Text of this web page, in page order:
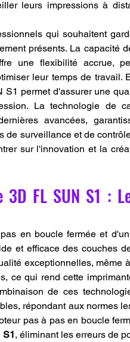
leurs impressions à
qui souhaitent
présents. La capacité
une flexibilité accrue,
leur temps de travail.
permet d'assurer une
La technologie de
avancées,
surveillance et de
sur l'innovation et la
FL SUN S1 :
en boucle fermée et
et efficace des couches
exceptionnelles, même
ce qui rend cette
de ces
répondant aux normes
pas à pas en boucle
S1, éliminant les erreurs de